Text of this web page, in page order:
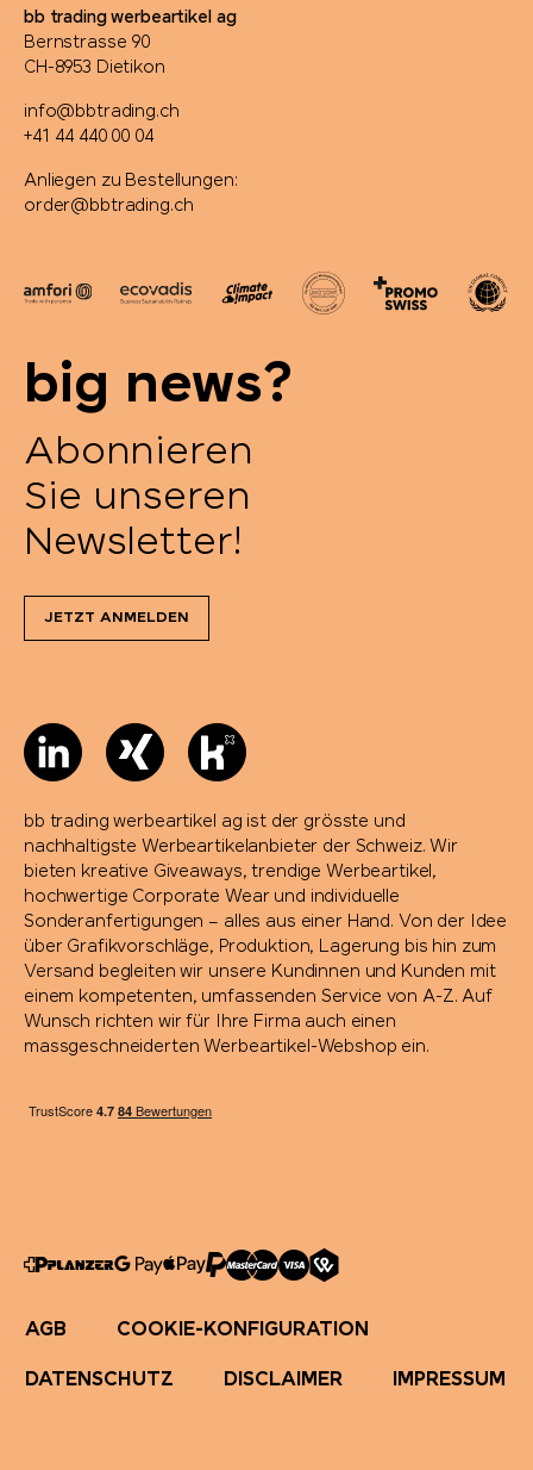
bb trading werbeartikel ag
Bernstrasse 90
CH-8953 Dietikon
info@bbtrading.ch
+41 44 440 00 04
Anliegen zu Bestellungen:
order@bbtrading.ch
big news?
Abonnieren
Sie unseren
Newsletter!
JETZT ANMELDEN
bb trading werbeartikel ag ist der grösste und
nachhaltigste Werbeartikelanbieter der Schweiz. Wir
bieten kreative Giveaways, trendige Werbeartikel,
hochwertige Corporate Wear und individuelle
Sonderanfertigungen – alles aus einer Hand. Von der Idee
über Grafikvorschläge, Produktion, Lagerung bis hin zum
Versand begleiten wir unsere Kundinnen und Kunden mit
einem kompetenten, umfassenden Service von A-Z. Auf
Wunsch richten wir für Ihre Firma auch einen
massgeschneiderten Werbeartikel-Webshop ein.
AGB COOKIE-KONFIGURATION
DATENSCHUTZ DISCLAIMER IMPRESSUM
PB Swiss Tools
PEZ
Peugeot Saveurs
PopSocket®
Portwest
Pulltex
Ragusa
Reisenthel
Retap
Richartz
Rituals